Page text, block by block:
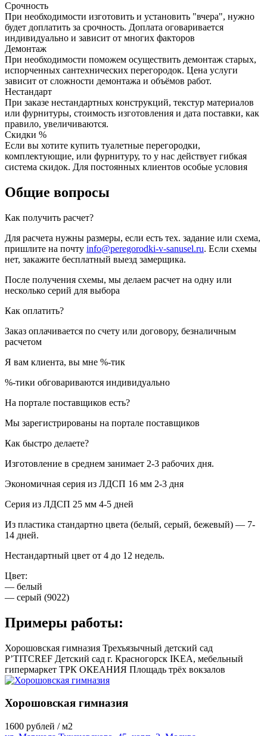
Срочность
При необходимости изготовить и установить "вчера", нужно
будет доплатить за срочность. Доплата оговаривается
индивидуально и зависит от многих факторов
Демонтаж
При необходимости поможем осуществить демонтаж старых,
испорченных сантехнических перегородок. Цена услуги
зависит от сложности демонтажа и объёмов работ.
Нестандарт
При заказе нестандартных конструкций, текстур материалов
или фурнитуры, стоимость изготовления и дата поставки, как
правило, увеличиваются.
Скидки %
Если вы хотите купить туалетные перегородки,
комплектующие, или фурнитуру, то у нас действует гибкая
система скидок. Для постоянных клиентов особые условия
Общие вопросы
Как получить расчет?
Для расчета нужны размеры, если есть тех. задание или схема,
пришлите на почту info@peregorodki-v-sanusel.ru. Если схемы
нет, закажите бесплатный выезд замерщика.
После получения схемы, мы делаем расчет на одну или
несколько серий для выбора
Как оплатить?
Заказ оплачивается по счету или договору, безналичным
расчетом
Я вам клиента, вы мне %-тик
%-тики обговариваются индивидуально
На портале поставщиков есть?
Мы зарегистрированы на портале поставщиков
Как быстро делаете?
Изготовление в среднем занимает 2-3 рабочих дня.
Экономичная серия из ЛДСП 16 мм 2-3 дня
Серия из ЛДСП 25 мм 4-5 дней
Из пластика стандартно цвета (белый, серый, бежевый) — 7-
14 дней.
Нестандартный цвет от 4 до 12 недель.
Цвет:
— белый
— серый (9022)
Примеры работы:
Хорошовская гимназия Трехъязычный детский сад
P’TITCREF Детский сад г. Красногорск IKEA, мебельный
гипермаркет ТРК ОКЕАНИЯ Площадь трёх вокзалов
Хорошовская гимназия
1600 рублей / м2